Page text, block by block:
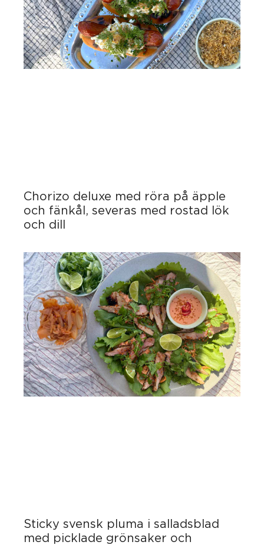
Chorizo deluxe med röra på äpple
och fänkål, severas med rostad lök
och dill
Sticky svensk pluma i salladsblad
med picklade grönsaker och